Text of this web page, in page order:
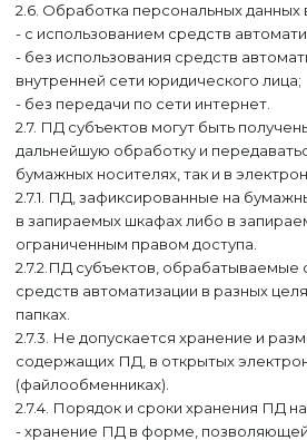
2.6. Обработка персональных данных
- с использованием средств
- без использования средств
внутренней сети юридического лица;
- без передачи по сети интернет.
2.7. ПД субъектов могут быть
дальнейшую обработку и
бумажных носителях, так и в
2.7.1. ПД, зафиксированные на
в запираемых шкафах либо в
ограниченным правом доступа.
2.7.2.ПД субъектов, обрабатываемые
средств автоматизации в разных
папках.
2.7.3. Не допускается хранение и
содержащих ПД, в открытых
(файлообменниках).
2.7.4. Порядок и сроки хранения ПД
- хранение ПД в форме, позволяющей
Уфа
Москва